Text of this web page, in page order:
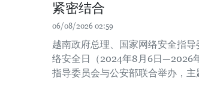
紧密结合
06/08/2026 02:59
越南政府总理、国家网络安全指
络安全日（2024年8月6日—2026
指导委员会与公安部联合举办，主